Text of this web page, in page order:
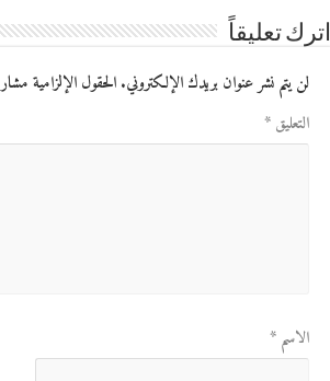
اترك تعليقاً
لن يتم نشر عنوان بريدك الإلكتروني. الحقول الإلزامية مشار
التعليق*
الاسم*